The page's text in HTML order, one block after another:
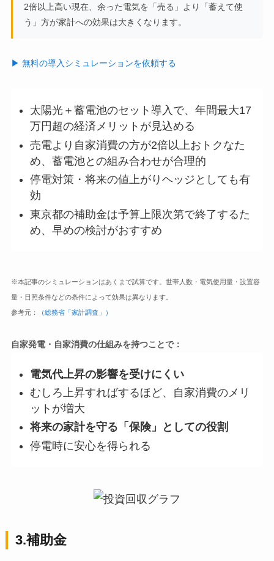
2倍以上高い現在、余った電気を「売る」より「蓄えて使
う」方が家計への効果は大きくなります。
▶ 無料の導入シミュレーションを依頼する
太陽光＋蓄電池のセット導入で、年間最大17
万円超の経済メリットが見込める
売電より自家消費の方が2倍以上おトクなた
め、蓄電池との組み合わせが合理的
停電対策・将来の値上がりヘッジとしても有
効
東京都の補助金は予算上限次第で終了するた
め、早めの検討がおすすめ
※本記事のシミュレーションはあくまで試算です。世帯人数・電気使用量・設置容
量・日照条件などの条件によって効果は異なります。
参考元： （総務省「家計調査」）
自家発電・自家消費の仕組みを持つことで：
電気代上昇の影響を受けにくい
むしろ上昇すればするほど、自家消費のメリ
ットが増大
将来の家計を守る「保険」としての役割
停電時に安心を得られる
3.補助金